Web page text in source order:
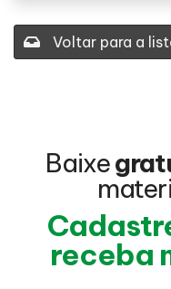
Voltar para a
Baixe
receba